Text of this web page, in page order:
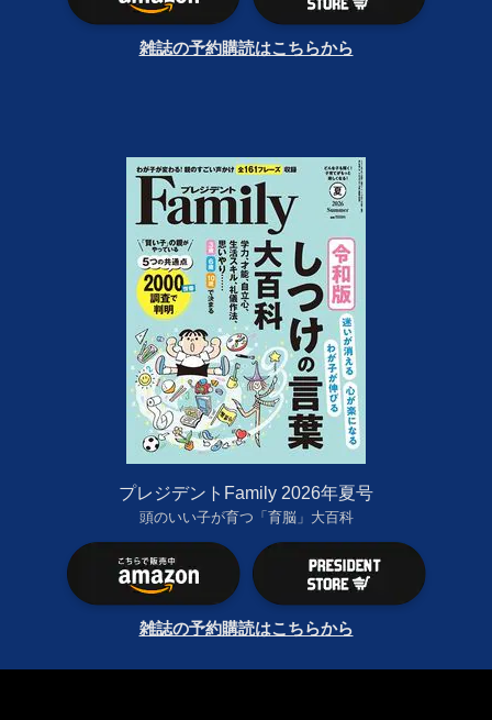
雑誌の予約購読はこちらから
プレジデントFamily 2026年夏号
頭のいい子が育つ「育脳」大百科
雑誌の予約購読はこちらから